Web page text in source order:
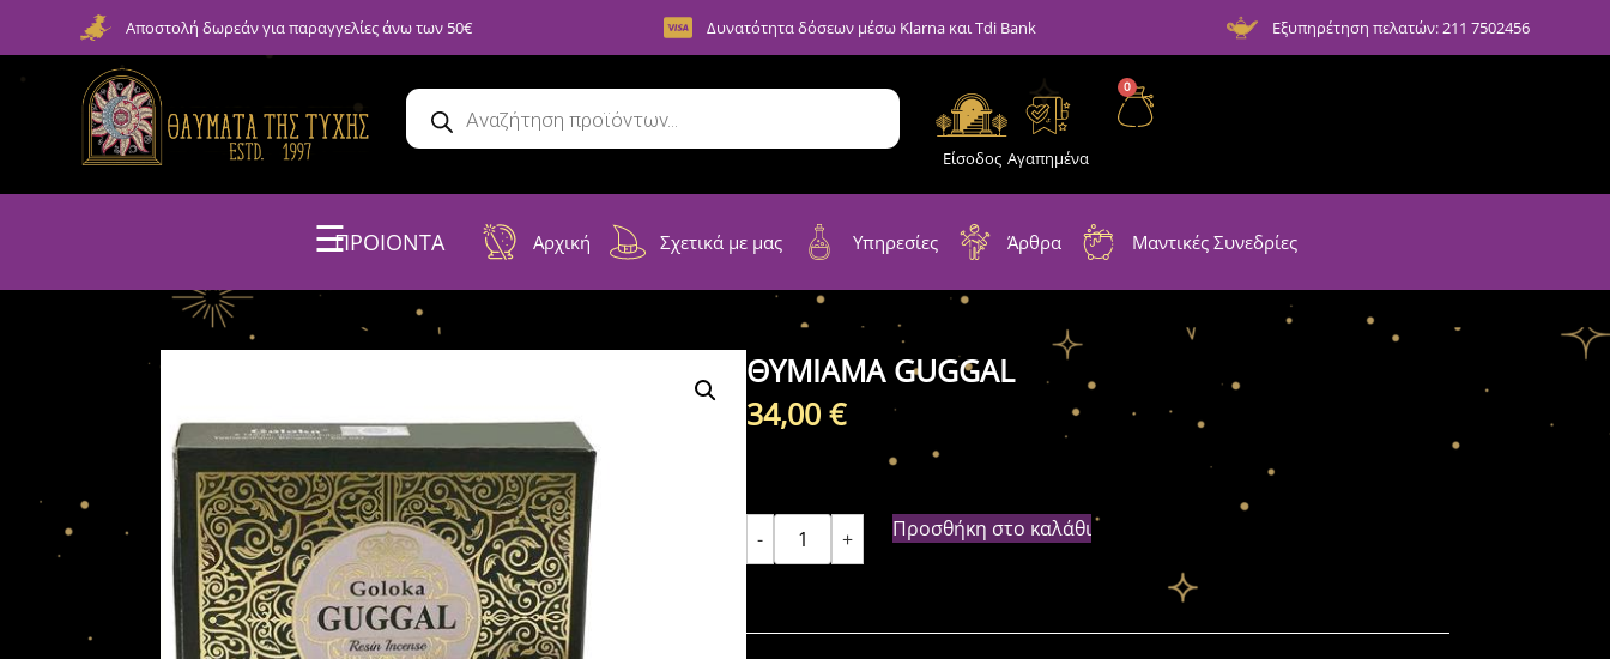
Αποστολή δωρεάν για παραγγελίες άνω των 50€ Δυνατότητα δόσεων μέσω Klarna και Tdi Bank Εξυπηρέτηση πελατών: 211 7502456
Είσοδος Αγαπημένα
0
☰ΠΡΟΙΟΝΤΑ Αρχική Σχετικά με μας Υπηρεσίες Άρθρα Μαντικές Συνεδρίες
ΘΥΜΙΑΜΑ GUGGAL
34,00€
- + Προσθήκη στο καλάθι